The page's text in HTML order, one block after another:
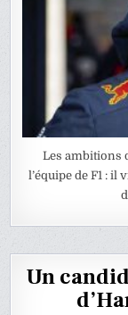
Les ambitions
l’équipe de F1 : il
Un